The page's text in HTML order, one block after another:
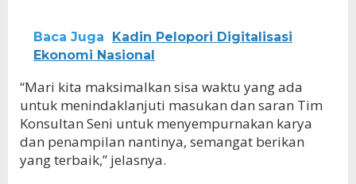
Baca Juga
Kadin Pelopori Digitalisasi
Ekonomi Nasional
“Mari kita maksimalkan sisa waktu yang ada
untuk menindaklanjuti masukan dan saran Tim
Konsultan Seni untuk menyempurnakan karya
dan penampilan nantinya, semangat berikan
yang terbaik,” jelasnya.